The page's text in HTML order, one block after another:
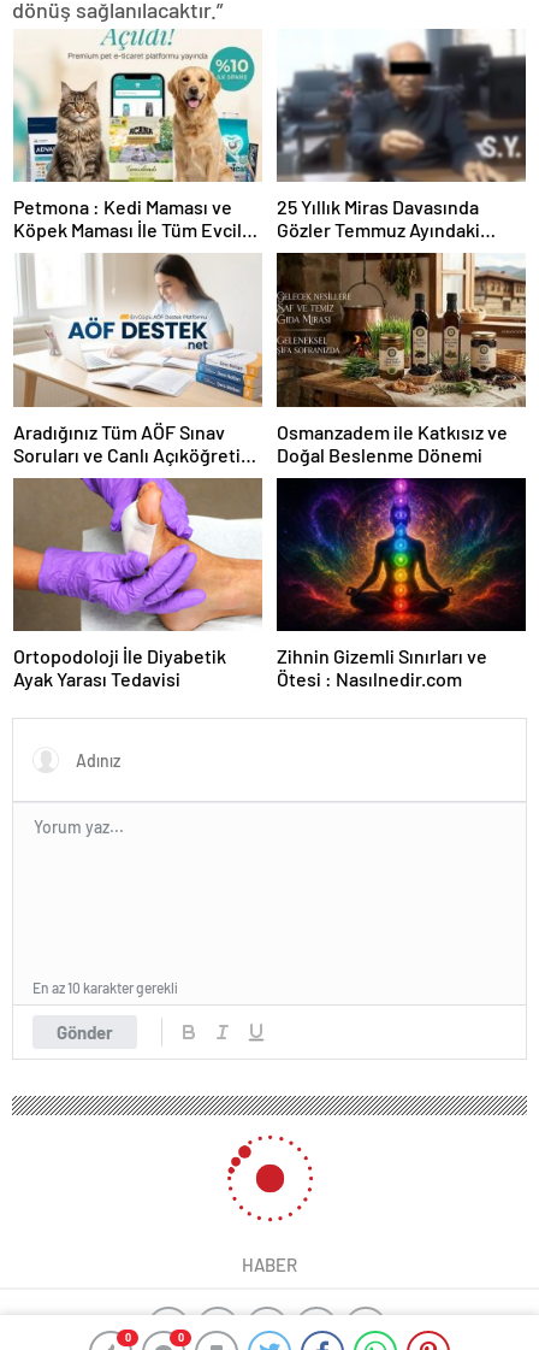
0 0
dönüş sağlanılacaktır.”
Petmona : Kedi Maması ve
Köpek Maması İle Tüm Evcil
Hayvan Ürünleri
25 Yıllık Miras Davasında
Gözler Temmuz Ayındaki
Karar Duruşmasına Çevrildi
Aradığınız Tüm AÖF Sınav
Soruları ve Canlı Açıköğretim
Forumu Burada
Osmanzadem ile Katkısız ve
Doğal Beslenme Dönemi
Ortopodoloji İle Diyabetik
Ayak Yarası Tedavisi
Zihnin Gizemli Sınırları ve
Ötesi : Nasılnedir.com
Gönder
En az 10 karakter gerekli
HABER